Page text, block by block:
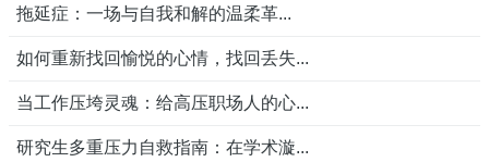
拖延症：一场与自我和解的温柔革...
如何重新找回愉悦的心情，找回丢失...
当工作压垮灵魂：给高压职场人的心...
研究生多重压力自救指南：在学术漩...